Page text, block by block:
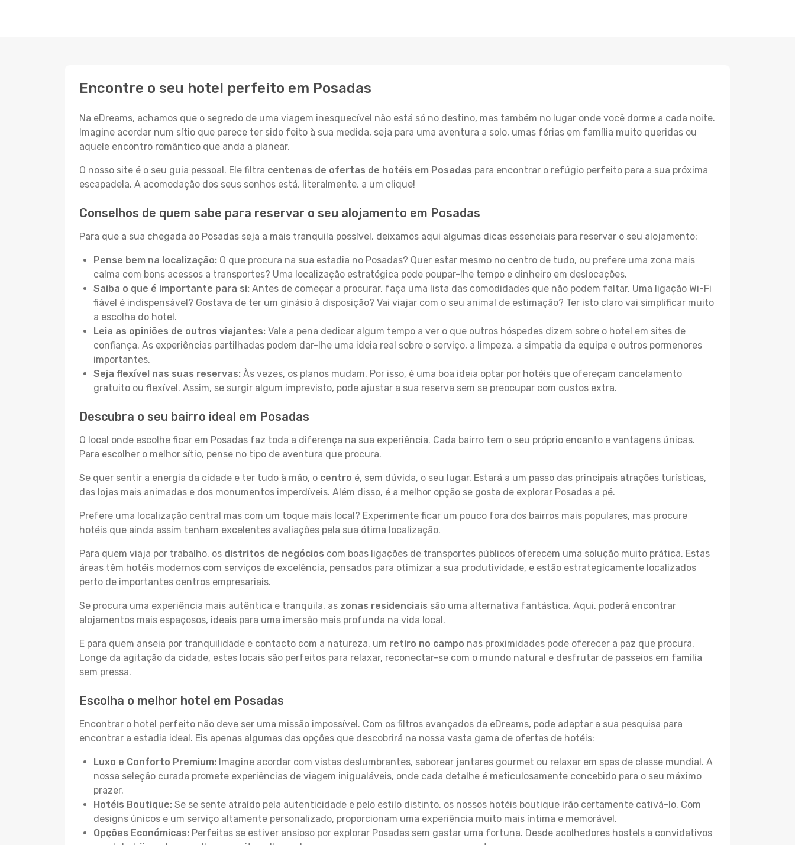
Encontre o seu hotel perfeito em Posadas
Na eDreams, achamos que o segredo de uma viagem inesquecível não está só no destino, mas também no lugar onde você dorme a cada noite.
Imagine acordar num sítio que parece ter sido feito à sua medida, seja para uma aventura a solo, umas férias em família muito queridas ou
aquele encontro romântico que anda a planear.
O nosso site é o seu guia pessoal. Ele filtra centenas de ofertas de hotéis em Posadas para encontrar o refúgio perfeito para a sua próxima
escapadela. A acomodação dos seus sonhos está, literalmente, a um clique!
Conselhos de quem sabe para reservar o seu alojamento em Posadas
Para que a sua chegada ao Posadas seja a mais tranquila possível, deixamos aqui algumas dicas essenciais para reservar o seu alojamento:
Pense bem na localização: O que procura na sua estadia no Posadas? Quer estar mesmo no centro de tudo, ou prefere uma zona mais
calma com bons acessos a transportes? Uma localização estratégica pode poupar-lhe tempo e dinheiro em deslocações.
Saiba o que é importante para si: Antes de começar a procurar, faça uma lista das comodidades que não podem faltar. Uma ligação Wi-Fi
fiável é indispensável? Gostava de ter um ginásio à disposição? Vai viajar com o seu animal de estimação? Ter isto claro vai simplificar muito
a escolha do hotel.
Leia as opiniões de outros viajantes: Vale a pena dedicar algum tempo a ver o que outros hóspedes dizem sobre o hotel em sites de
confiança. As experiências partilhadas podem dar-lhe uma ideia real sobre o serviço, a limpeza, a simpatia da equipa e outros pormenores
importantes.
Seja flexível nas suas reservas: Às vezes, os planos mudam. Por isso, é uma boa ideia optar por hotéis que ofereçam cancelamento
gratuito ou flexível. Assim, se surgir algum imprevisto, pode ajustar a sua reserva sem se preocupar com custos extra.
Descubra o seu bairro ideal em Posadas
O local onde escolhe ficar em Posadas faz toda a diferença na sua experiência. Cada bairro tem o seu próprio encanto e vantagens únicas.
Para escolher o melhor sítio, pense no tipo de aventura que procura.
Se quer sentir a energia da cidade e ter tudo à mão, o centro é, sem dúvida, o seu lugar. Estará a um passo das principais atrações turísticas,
das lojas mais animadas e dos monumentos imperdíveis. Além disso, é a melhor opção se gosta de explorar Posadas a pé.
Prefere uma localização central mas com um toque mais local? Experimente ficar um pouco fora dos bairros mais populares, mas procure
hotéis que ainda assim tenham excelentes avaliações pela sua ótima localização.
Para quem viaja por trabalho, os distritos de negócios com boas ligações de transportes públicos oferecem uma solução muito prática. Estas
áreas têm hotéis modernos com serviços de excelência, pensados para otimizar a sua produtividade, e estão estrategicamente localizados
perto de importantes centros empresariais.
Se procura uma experiência mais autêntica e tranquila, as zonas residenciais são uma alternativa fantástica. Aqui, poderá encontrar
alojamentos mais espaçosos, ideais para uma imersão mais profunda na vida local.
E para quem anseia por tranquilidade e contacto com a natureza, um retiro no campo nas proximidades pode oferecer a paz que procura.
Longe da agitação da cidade, estes locais são perfeitos para relaxar, reconectar-se com o mundo natural e desfrutar de passeios em família
sem pressa.
Escolha o melhor hotel em Posadas
Encontrar o hotel perfeito não deve ser uma missão impossível. Com os filtros avançados da eDreams, pode adaptar a sua pesquisa para
encontrar a estadia ideal. Eis apenas algumas das opções que descobrirá na nossa vasta gama de ofertas de hotéis:
Luxo e Conforto Premium: Imagine acordar com vistas deslumbrantes, saborear jantares gourmet ou relaxar em spas de classe mundial. A
nossa seleção curada promete experiências de viagem inigualáveis, onde cada detalhe é meticulosamente concebido para o seu máximo
prazer.
Hotéis Boutique: Se se sente atraído pela autenticidade e pelo estilo distinto, os nossos hotéis boutique irão certamente cativá-lo. Com
designs únicos e um serviço altamente personalizado, proporcionam uma experiência muito mais íntima e memorável.
Opções Económicas: Perfeitas se estiver ansioso por explorar Posadas sem gastar uma fortuna. Desde acolhedores hostels a convidativos